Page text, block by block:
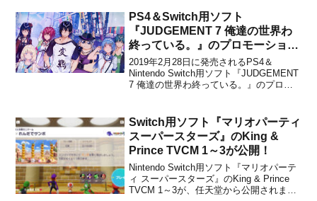
対戦」サービスを2025年1月23日(木)
15:00をもって終了することを発表しまし
た。「いろん...
PS4＆Switch用ソフト
『JUDGEMENT 7 俺達の世界わ
終っている。』のプロモーション
映像が公開！
2019年2月28日に発売されるPS4＆
Nintendo Switch用ソフト『JUDGEMENT
7 俺達の世界わ終っている。』のプロモ
●JUDGEMENT 7 俺達の世界わ終ってい
る。 公式サイトやっと、オープニン...
Switch用ソフト『マリオパーティ
スーパースターズ』のKing &
Prince TVCM 1～3が公開！
Nintendo Switch用ソフト『マリオパーテ
ィ スーパースターズ』のKing & Prince
TVCM 1～3が、任天堂から公開されまし